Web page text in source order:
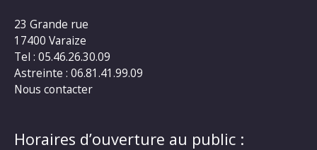
23 Grande rue
17400 Varaize
Tel : 05.46.26.30.09
Astreinte : 06.81.41.99.09
Nous contacter
Horaires d’ouverture au public :